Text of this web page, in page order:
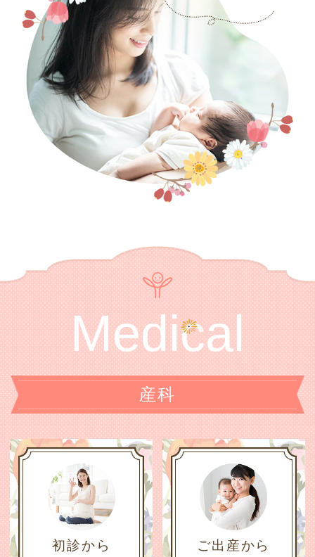
Medical
産科
初診から
ご出産から